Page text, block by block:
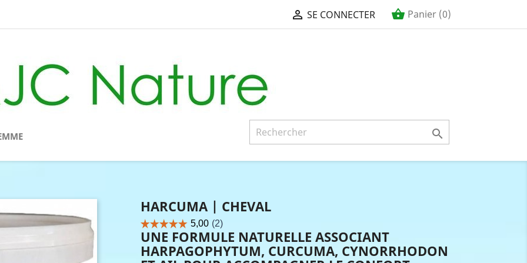
 SE CONNECTER shopping_basket Panier (0)

HARCUMA | CHEVAL
UNE FORMULE NATURELLE ASSOCIANT
HARPAGOPHYTUM, CURCUMA, CYNORRHODON